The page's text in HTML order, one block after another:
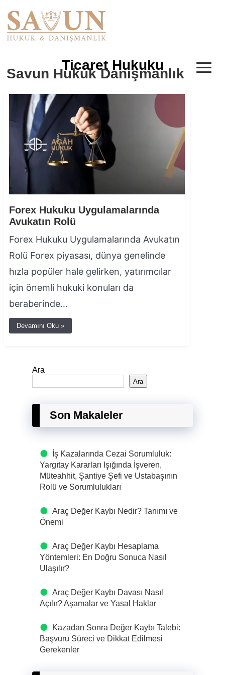
Savun Hukuk Danışmanlık ≡
Ticaret Hukuku
Forex Hukuku Uygulamalarında
Avukatın Rolü
Forex Hukuku Uygulamalarında Avukatın
Rolü Forex piyasası, dünya genelinde
hızla popüler hale gelirken, yatırımcılar
için önemli hukuki konuları da
beraberinde…
Devamını Oku »
Ara
Ara
Son Makaleler
İş Kazalarında Cezai Sorumluluk:
Yargıtay Kararları Işığında İşveren,
Müteahhit, Şantiye Şefi ve Ustabaşının
Rolü ve Sorumlulukları
Araç Değer Kaybı Nedir? Tanımı ve
Önemi
Araç Değer Kaybı Hesaplama
Yöntemleri: En Doğru Sonuca Nasıl
Ulaşılır?
Araç Değer Kaybı Davası Nasıl
Açılır? Aşamalar ve Yasal Haklar
Kazadan Sonra Değer Kaybı Talebi:
Başvuru Süreci ve Dikkat Edilmesi
Gerekenler